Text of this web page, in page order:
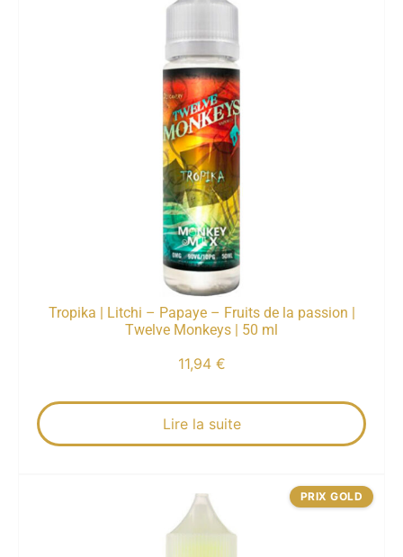
Tropika | Litchi – Papaye – Fruits de la passion |
Twelve Monkeys | 50 ml
11,94 €
Lire la suite
PRIX GOLD